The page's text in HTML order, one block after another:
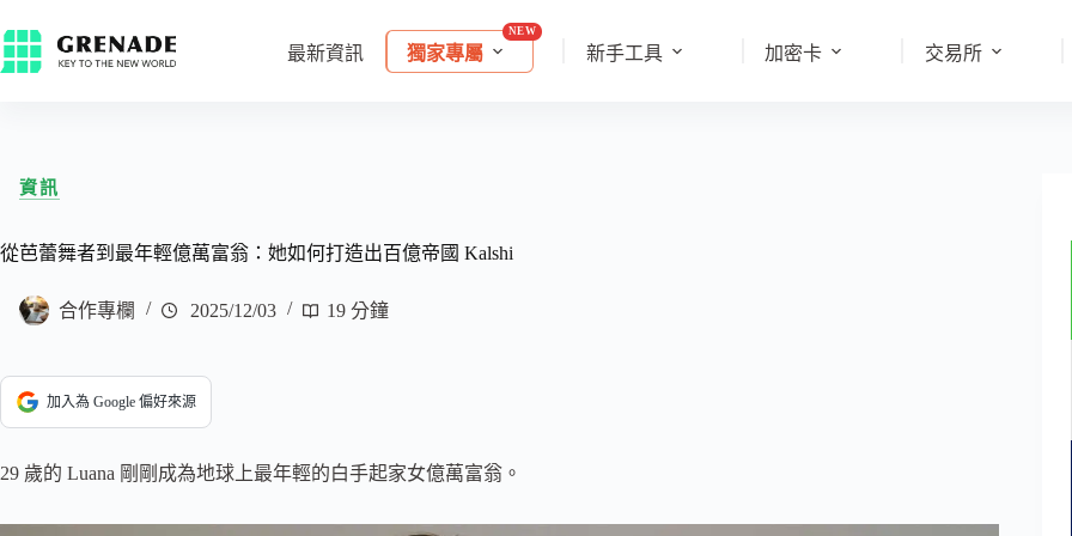
最新資訊 獨家專屬 新手工具 加密卡 交易所
資訊
從芭蕾舞者到最年輕億萬富翁：她如何打造出百億帝國 Kalshi
合作專欄 2025/12/03 19 分鐘
加入為 Google 偏好來源
29 歲的 Luana 剛剛成為地球上最年輕的白手起家女億萬富翁。